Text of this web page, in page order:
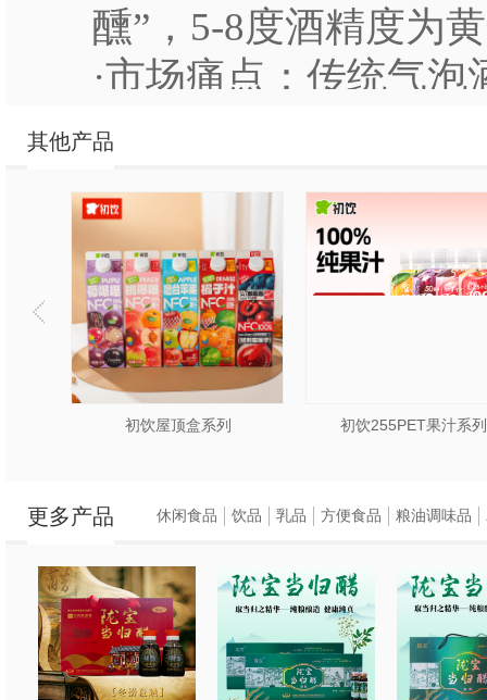
醺”，5-8度酒精度为
·市场痛点：传统气
（如RIO果汁含量0%
·10年饮料经验：团
酒”，打造“像饮料一
·自有工厂+品牌部：
力。
1.真果汁+优级基酒
≥15%果汁含量：精
葡萄等），远超竞品
优级伏特加基酒：酒
其他产品
初饮屋顶盒系列 初饮255PET果汁系列
更多产品 休闲食品 饮品 乳品 方便食品 粮油调味品